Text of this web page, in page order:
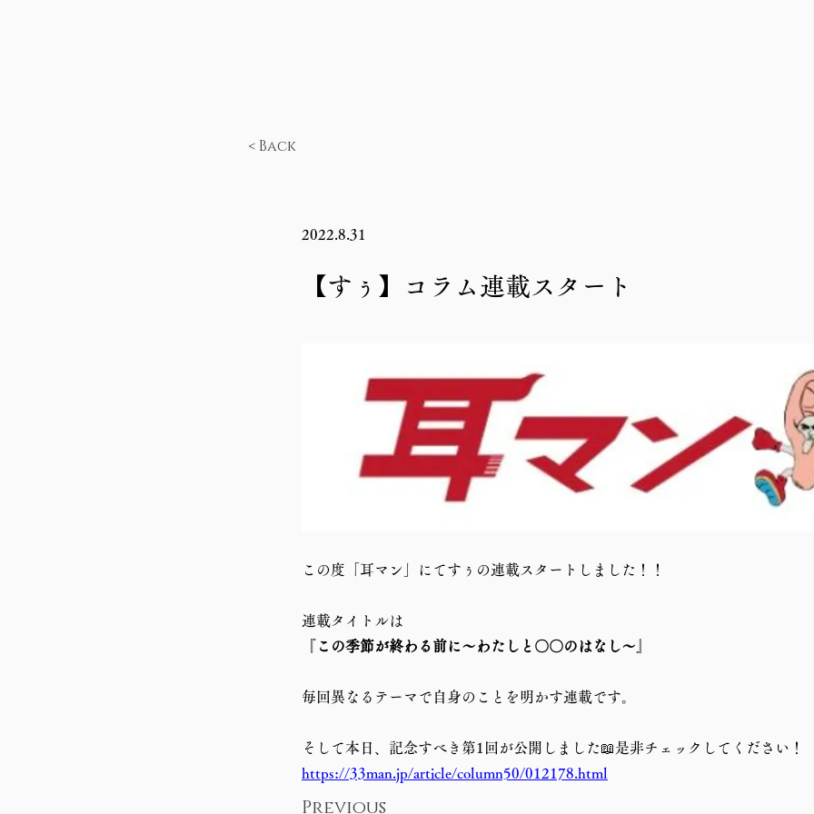
< Back
2022.8.31
【すぅ】コラム連載スタート
この度「耳マン」にてすぅの連載スタートしました！！
連載タイトルは
この季節が終わる前に〜わたしと〇〇のはなし〜
毎回異なるテーマで自身のことを明かす連載です。
そして本日、記念すべき第1回が公開しました📖是非チェックしてください！
https://33man.jp/article/column50/012178.html
Previous